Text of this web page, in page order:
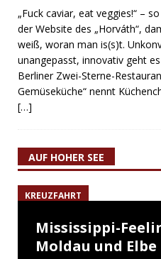
„Fuck caviar, eat veggies!“ –
der Website des „Horváth“,
weiß, woran man is(s)t.
unangepasst, innovativ geht
Berliner Zwei-Sterne-
Gemüseküche“ nennt
[…]
AUF HOHER SEE
KREUZFAHRT
Mississippi-
Moldau und Elbe